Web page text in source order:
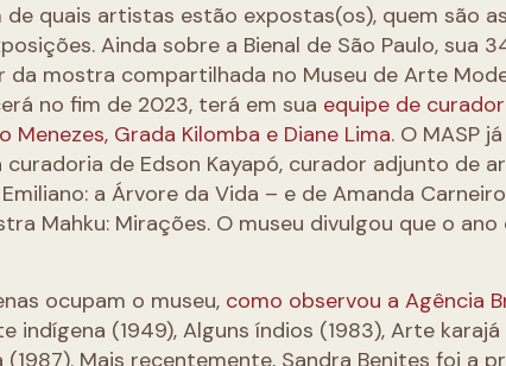
quais artistas estão expostas(os), quem são
Ainda sobre a Bienal de São Paulo, sua
mostra compartilhada no Museu de Arte
no fim de 2023, terá em sua equipe de
Grada Kilomba e Diane Lima. O MASP
de Edson Kayapó, curador adjunto de
a Árvore da Vida – e de Amanda
Mahku: Mirações. O museu divulgou que o
ocupam o museu, como observou a Agência
(1949), Alguns índios (1983), Arte karajá
Mais recentemente, Sandra Benites foi a